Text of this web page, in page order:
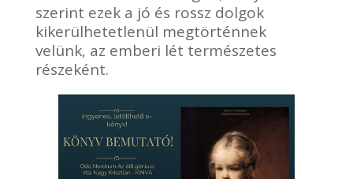
szerint ezek a jó és rossz dolgok
kikerülhetetlenül megtörténnek
velünk, az emberi lét természetes
részeként.